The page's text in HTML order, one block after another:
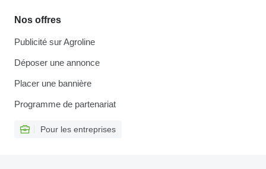
Nos offres
Publicité sur Agroline
Déposer une annonce
Placer une bannière
Programme de partenariat
Pour les entreprises